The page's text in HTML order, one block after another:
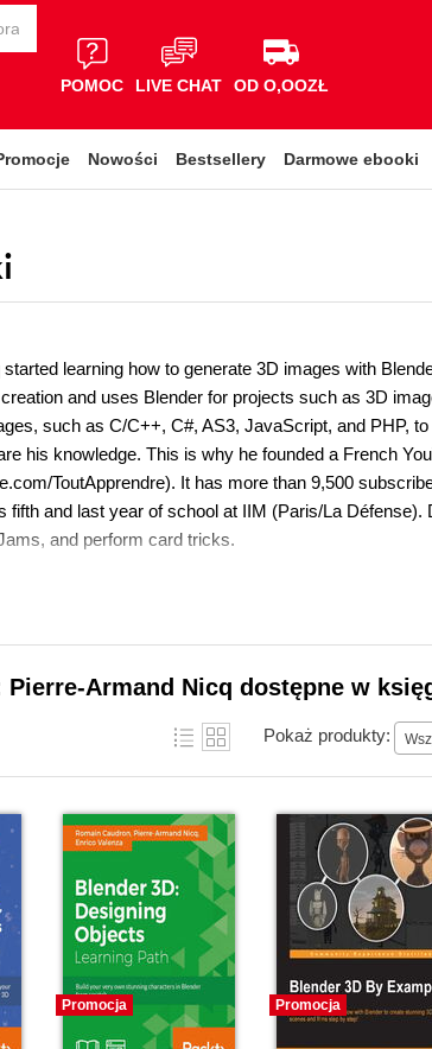
POMOC LIVE CHAT OD O,OOZŁ
Nowości Bestsellery Darmowe ebooki
learning how to generate 3D images with
and uses Blender for projects such as 3D
such as C/C++, C#, AS3, JavaScript, and PHP,
his knowledge. This is why he founded a French
ToutApprendre). It has more than 9,500
fifth and last year of school at IIM (Paris/La
and perform card tricks.
Pierre-Armand Nicq dostępne w
Pokaż produkty:
Promocja Promocja